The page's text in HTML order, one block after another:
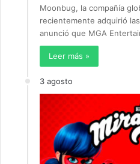
Moonbug, la compañía
recientemente adquirió
anunció que MGA
Leer más »
3 agosto